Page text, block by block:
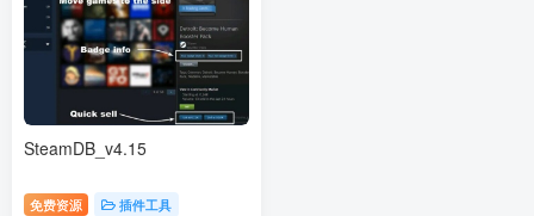
SteamDB_v4.15
免费资源 插件工具